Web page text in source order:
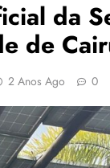
da
de
2 Anos Ago 0